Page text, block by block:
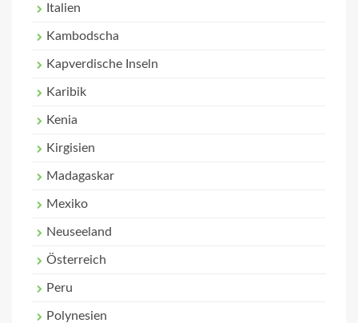
Italien
Kambodscha
Kapverdische Inseln
Karibik
Kenia
Kirgisien
Madagaskar
Mexiko
Neuseeland
Österreich
Peru
Polynesien